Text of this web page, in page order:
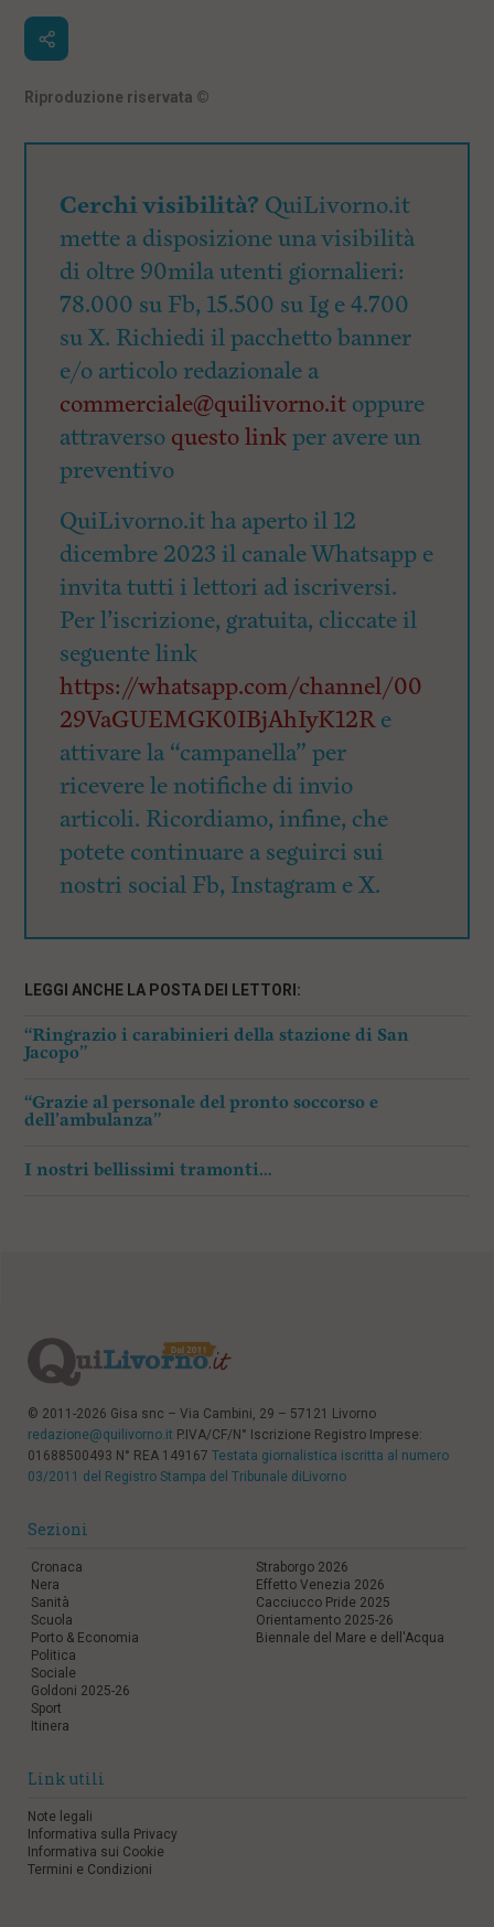
Riproduzione riservata ©
Cerchi visibilità? QuiLivorno.it
mette a disposizione una visibilità
di oltre 90mila utenti giornalieri:
78.000 su Fb, 15.500 su Ig e 4.700
su X. Richiedi il pacchetto banner
e/o articolo redazionale a
commerciale@quilivorno.it oppure
attraverso questo linkper avere un
preventivo
QuiLivorno.it ha aperto il 12
dicembre 2023 il canale Whatsapp e
invita tutti i lettori ad iscriversi.
Per l’iscrizione, gratuita, cliccate il
seguente link
https://whatsapp.com/channel/00
29VaGUEMGK0IBjAhIyK12Re
attivare la “campanella” per
ricevere le notifiche di invio
articoli. Ricordiamo, infine, che
potete continuare a seguirci sui
nostri social Fb, Instagram e X.
LEGGI ANCHE LA POSTA DEI LETTORI:
“Ringrazio i carabinieri della stazione di San
Jacopo”
“Grazie al personale del pronto soccorso e
dell’ambulanza”
I nostri bellissimi tramonti…
© 2011-2026 Gisa snc – Via Cambini, 29 – 57121 Livorno
redazione@quilivorno.it P.IVA/CF/N° Iscrizione Registro Imprese:
01688500493 N° REA 149167 Testata giornalistica iscritta al numero
03/2011 del Registro Stampa del Tribunale diLivorno
Sezioni
Cronaca
Nera
Sanità
Scuola
Porto & Economia
Politica
Sociale
Goldoni 2025-26
Sport
Itinera
Straborgo 2026
Effetto Venezia 2026
Cacciucco Pride 2025
Orientamento 2025-26
Biennale del Mare e dell'Acqua
Link utili
Note legali
Informativa sulla Privacy
Informativa sui Cookie
Termini e Condizioni